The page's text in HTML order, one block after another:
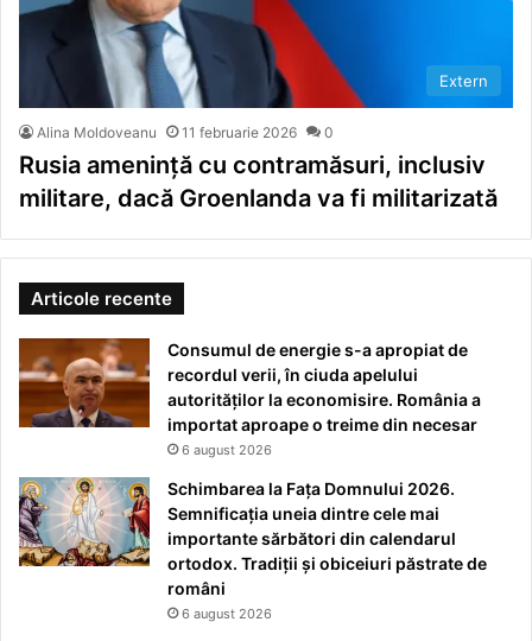
Extern
Alina Moldoveanu 11 februarie 2026 0
Rusia amenință cu contramăsuri, inclusiv
militare, dacă Groenlanda va fi militarizată
Articole recente
Consumul de energie s-a apropiat de
recordul verii, în ciuda apelului
autorităților la economisire. România a
importat aproape o treime din necesar
6 august 2026
Schimbarea la Fața Domnului 2026.
Semnificația uneia dintre cele mai
importante sărbători din calendarul
ortodox. Tradiții și obiceiuri păstrate de
români
6 august 2026